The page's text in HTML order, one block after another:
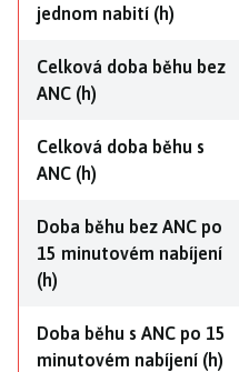
jednom nabití (h)
Celková doba běhu bez
ANC (h)
Celková doba běhu s
ANC (h)
Doba běhu bez ANC po
15 minutovém nabíjení
(h)
Doba běhu s ANC po 15
minutovém nabíjení (h)